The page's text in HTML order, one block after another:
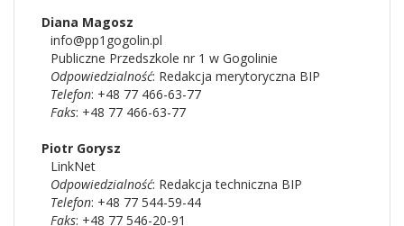
Diana Magosz
info@pp1gogolin.pl
Publiczne Przedszkole nr 1 w Gogolinie
Odpowiedzialność: Redakcja merytoryczna BIP
Telefon: +48 77 466-63-77
Faks: +48 77 466-63-77
Piotr Gorysz
LinkNet
Odpowiedzialność: Redakcja techniczna BIP
Telefon: +48 77 544-59-44
Faks: +48 77 546-20-91